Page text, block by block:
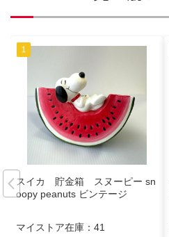
スイカ 貯金箱 スヌーピー sn
oopy peanuts ビンテージ
マイストア在庫： 41